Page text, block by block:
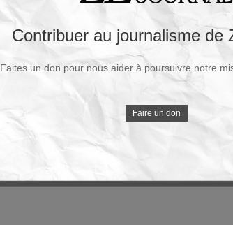
Contribuer au journalisme de
Faites un don pour nous aider à poursuivre notre
Faire un don